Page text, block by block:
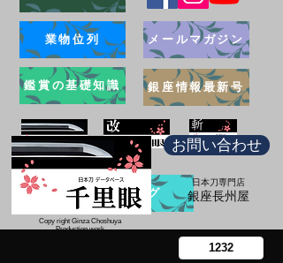
業物位列
鑑賞の基礎知識
メールマガジン
銀座情報最新号
ブログ
お問い合わせ
日本刀専門店
​銀座長州屋
Copy right Ginza Choshuya
Production work